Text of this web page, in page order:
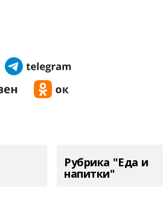
Рубрика "Еда и
напитки"